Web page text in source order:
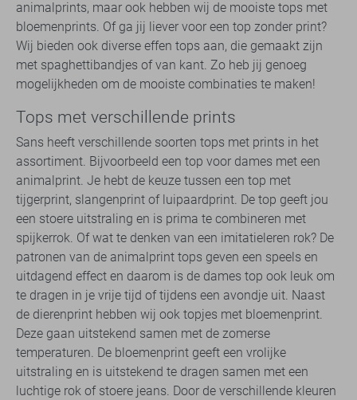
animalprints, maar ook hebben wij de mooiste tops met
bloemenprints. Of ga jij liever voor een top zonder print?
Wij bieden ook diverse effen tops aan, die gemaakt zijn
met spaghettibandjes of van kant. Zo heb jij genoeg
mogelijkheden om de mooiste combinaties te maken!
Tops met verschillende prints
Sans heeft verschillende soorten tops met prints in het
assortiment. Bijvoorbeeld een top voor dames met een
animalprint. Je hebt de keuze tussen een top met
tijgerprint, slangenprint of luipaardprint. De top geeft jou
een stoere uitstraling en is prima te combineren met
spijkerrok. Of wat te denken van een imitatieleren rok? De
patronen van de animalprint tops geven een speels en
uitdagend effect en daarom is de dames top ook leuk om
te dragen in je vrije tijd of tijdens een avondje uit. Naast
de dierenprint hebben wij ook topjes met bloemenprint.
Deze gaan uitstekend samen met de zomerse
temperaturen. De bloemenprint geeft een vrolijke
uitstraling en is uitstekend te dragen samen met een
luchtige rok of stoere jeans. Door de verschillende kleuren